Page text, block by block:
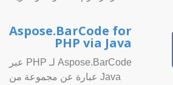
Aspose.BarCode for
PHP via Java
Aspose.BarCode لـ PHP عبر
Java عبارة عن مجموعة من